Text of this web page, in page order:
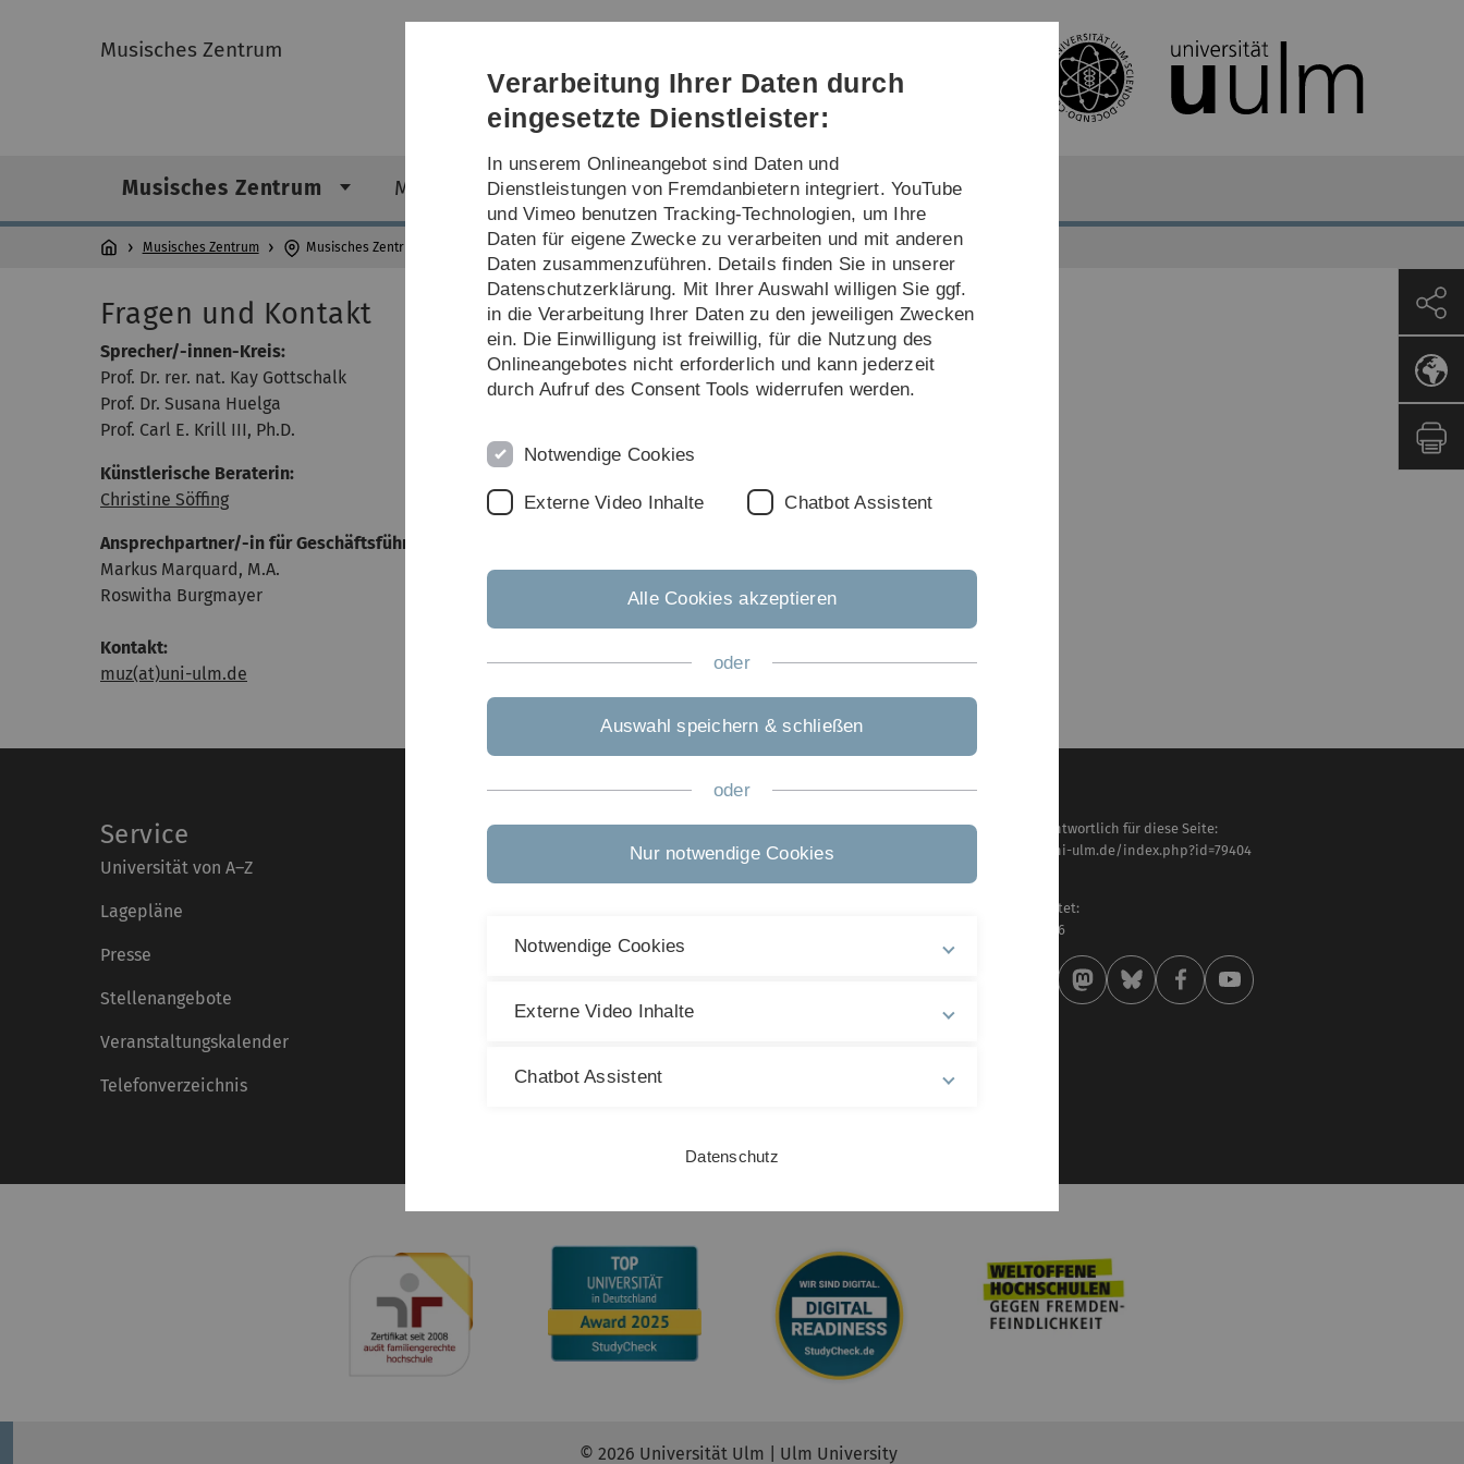
Direkt
Direkt
Direkt
(Sprache,
Drucken,
Social
Direkt
Direkt
Musisches Zentrum
Musisches Zentrum Musik Kunst Wort/Tanz/Theater
Musisches Zentrum Musisches Zentrum
Fragen und Kontakt
Sprecher/-innen-Kreis:
Prof. Dr. rer. nat. Kay Gottschalk
Prof. Dr. Susana Huelga
Prof. Carl E. Krill III, Ph.D.
Künstlerische Beraterin:
Christine Söffing
Ansprechpartner/-in für Geschäftsführung:
Markus Marquard, M.A.
Roswitha Burgmayer
Kontakt:
muz(at)uni-ulm.de
Service
Universität von A–Z
Lagepläne
Presse
Stellenangebote
Veranstaltungskalender
Telefonverzeichnis
Rechtliche Hinweise
Barrierefreiheit
Inhaltlich verantwortlich für diese Seite:
https://www.uni-ulm.de/index.php?id=79404
Zuletzt bearbeitet:
04 . Februar 2026
© 2026 Universität Ulm | Ulm University
Verarbeitung Ihrer Daten durch
eingesetzte Dienstleister:
In unserem Onlineangebot sind Daten und
Dienstleistungen von Fremdanbietern integriert. YouTube
und Vimeo benutzen Tracking-Technologien, um Ihre
Daten für eigene Zwecke zu verarbeiten und mit anderen
Daten zusammenzuführen. Details finden Sie in unserer
Datenschutzerklärung. Mit Ihrer Auswahl willigen Sie ggf.
in die Verarbeitung Ihrer Daten zu den jeweiligen Zwecken
ein. Die Einwilligung ist freiwillig, für die Nutzung des
Onlineangebotes nicht erforderlich und kann jederzeit
durch Aufruf des Consent Tools widerrufen werden.
Notwendige Cookies
Externe Video Inhalte Chatbot Assistent
Alle Cookies akzeptieren
oder
Auswahl speichern & schließen
oder
Nur notwendige Cookies
Notwendige Cookies
Externe Video Inhalte
Chatbot Assistent
Datenschutz